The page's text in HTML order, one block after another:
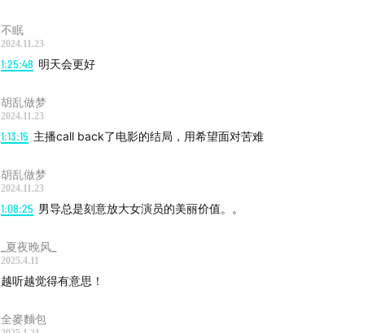
不眠
2024.11.23
1:25:48 明天会更好
胡乱做梦
2024.11.23
1:13:15 主播call back了电影的结局，用希望面对苦难
胡乱做梦
2024.11.23
1:08:25 男导总是刻意放大女演员的美丽价值。。
_夏夜晚风_
2025.4.11
越听越觉得有意思！
全麥麵包